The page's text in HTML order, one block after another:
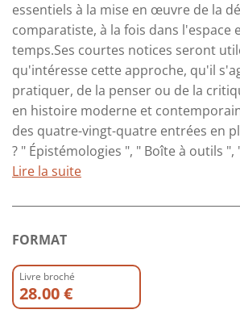
essentiels à la mise en œuvre de la
comparatiste, à la fois dans l'espace
temps.Ses courtes notices seront
qu'intéresse cette approche, qu'il
pratiquer, de la penser ou de la
en histoire moderne et
des quatre-vingt-quatre entrées en
? " Épistémologies ", " Boîte à outils ",
Lire la suite
FORMAT
Livre broché
28.00 €